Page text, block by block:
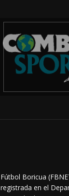
Fútbol Boricua
registrada en el